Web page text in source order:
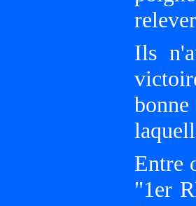
Ils
Entre
"1er